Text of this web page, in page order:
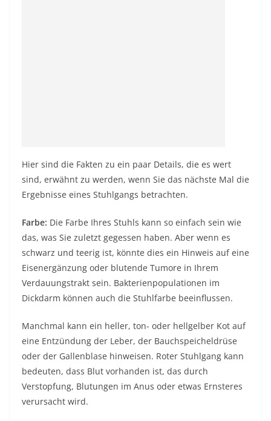
Hier sind die Fakten zu ein paar Details, die es wert
sind, erwähnt zu werden, wenn Sie das nächste Mal die
Ergebnisse eines Stuhlgangs betrachten.
Farbe: Die Farbe Ihres Stuhls kann so einfach sein wie
das, was Sie zuletzt gegessen haben. Aber wenn es
schwarz und teerig ist, könnte dies ein Hinweis auf eine
Eisenergänzung oder blutende Tumore in Ihrem
Verdauungstrakt sein. Bakterienpopulationen im
Dickdarm können auch die Stuhlfarbe beeinflussen.
Manchmal kann ein heller, ton- oder hellgelber Kot auf
eine Entzündung der Leber, der Bauchspeicheldrüse
oder der Gallenblase hinweisen. Roter Stuhlgang kann
bedeuten, dass Blut vorhanden ist, das durch
Verstopfung, Blutungen im Anus oder etwas Ernsteres
verursacht wird.